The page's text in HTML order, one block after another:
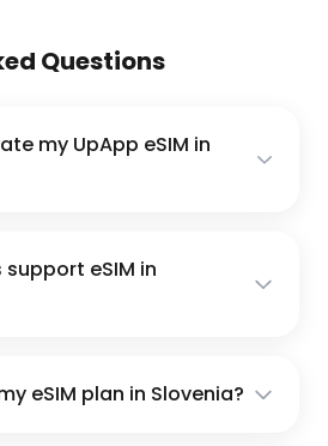
Questions
my UpApp eSIM in
eSIM in
eSIM plan in Slovenia?